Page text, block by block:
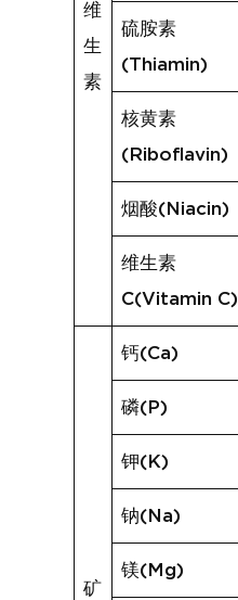
维
生
素
硫胺素
(Thiamin)
核黄素
(Riboflavin)
烟酸(Niacin)
维生素
C(Vitamin C)
矿
钙(Ca)
磷(P)
钾(K)
钠(Na)
镁(Mg)